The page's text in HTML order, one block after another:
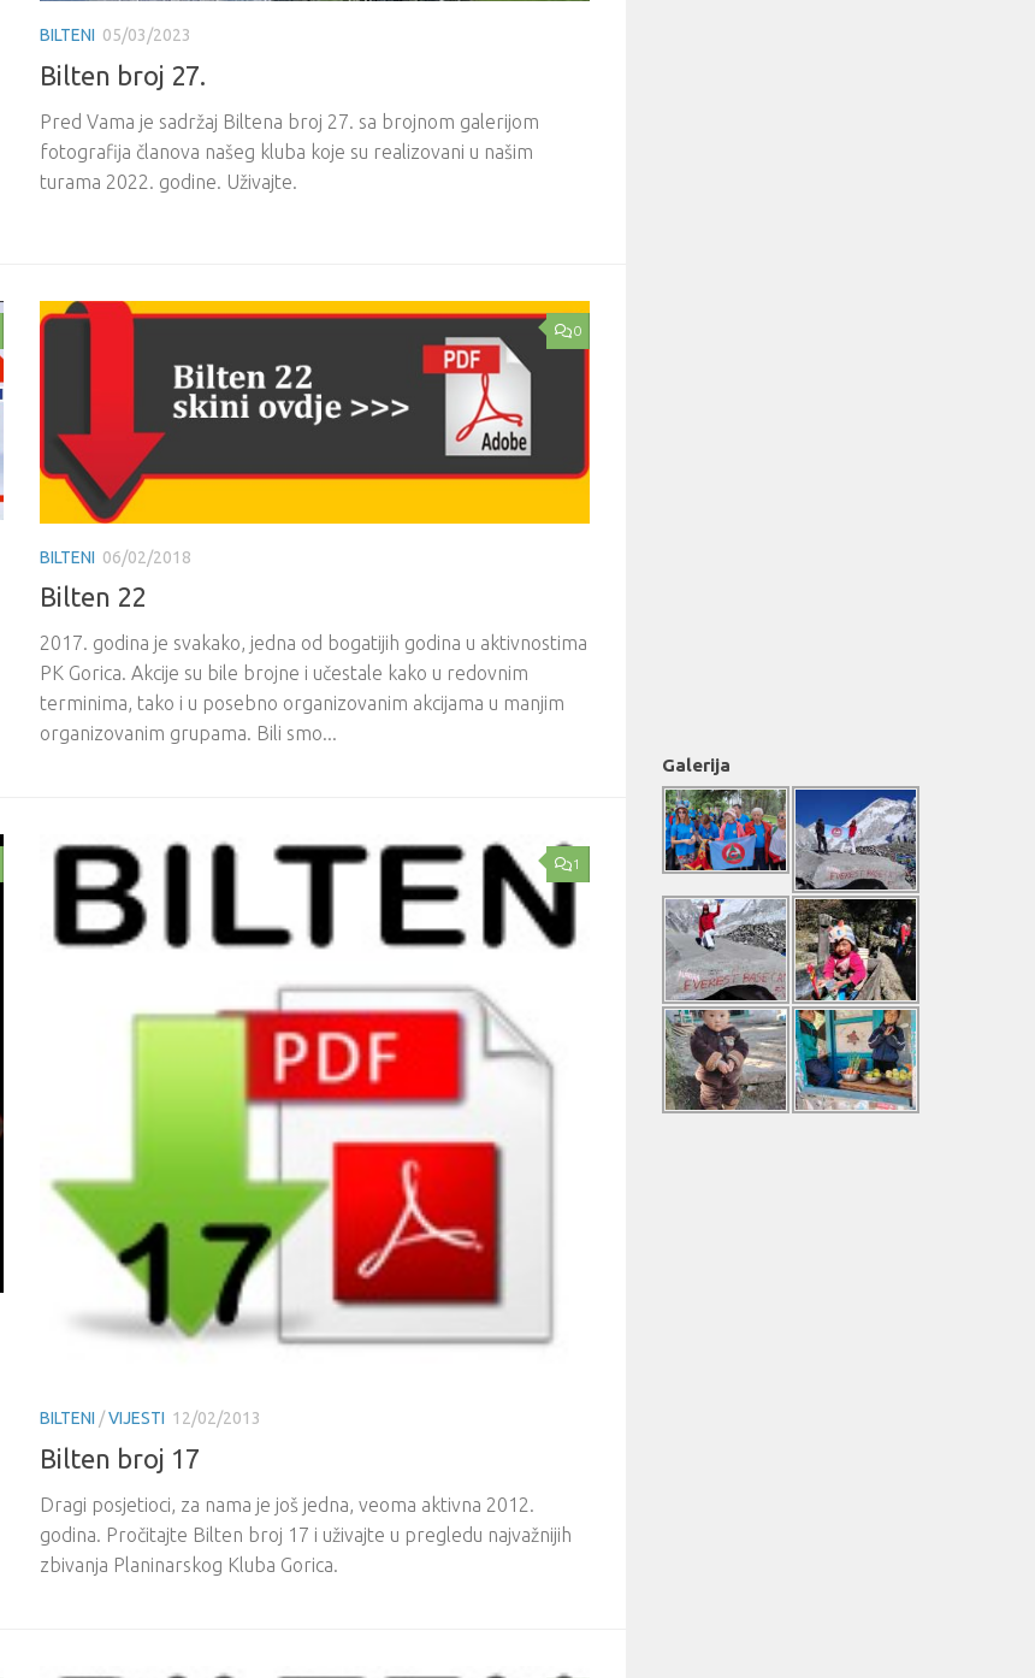
BILTENI 05/03/2023
Bilten broj 27.
Pred Vama je sadržaj Biltena broj 27. sa brojnom galerijom
fotografija članova našeg kluba koje su realizovani u našim
turama 2022. godine. Uživajte.
0
BILTENI 06/02/2018
Bilten 22
2017. godina je svakako, jedna od bogatijih godina u aktivnostima
PK Gorica. Akcije su bile brojne i učestale kako u redovnim
terminima, tako i u posebno organizovanim akcijama u manjim
organizovanim grupama. Bili smo...
1
BILTENI /VIJESTI 12/02/2013
Bilten broj 17
Dragi posjetioci, za nama je još jedna, veoma aktivna 2012.
godina. Pročitajte Bilten broj 17 i uživajte u pregledu najvažnijih
zbivanja Planinarskog Kluba Gorica.
Galerija